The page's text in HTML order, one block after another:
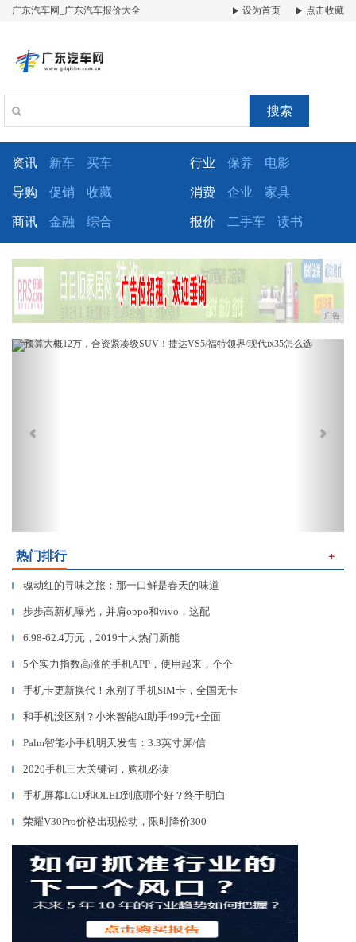
广东汽车网_广东汽车报价大全 设为首页 点击收藏
搜索
资讯 新车 买车 行业 保养 电影
导购 促销 收藏 消费 企业 家具
商讯 金融 综合 报价 二手车 读书
广告
Previous
热门排行 ＋
▎ 魂动红的寻味之旅：那一口鲜是春天的味道
▎ 步步高新机曝光，并肩oppo和vivo，这配
▎ 6.98-62.4万元，2019十大热门新能
▎ 5个实力指数高涨的手机APP，使用起来，个个
▎ 手机卡更新换代！永别了手机SIM卡，全国无卡
▎ 和手机没区别？小米智能AI助手499元+全面
▎ Palm智能小手机明天发售：3.3英寸屏/信
▎ 2020手机三大关键词，购机必读
▎ 手机屏幕LCD和OLED到底哪个好？终于明白
▎ 荣耀V30Pro价格出现松动，限时降价300